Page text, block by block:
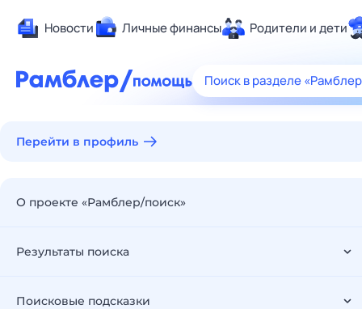
Новости Личные финансы Родители и дети
Здоровье
Развлечения
Жизненные
Поиск в разделе
Перейти в профиль
О проекте «Рамблер/поиск»
Результаты поиска
Поисковые подсказки